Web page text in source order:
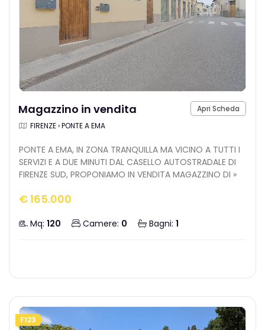
Apri Scheda
Magazzino in vendita
FIRENZE › PONTE A EMA
PONTE A EMA, IN ZONA TRANQUILLA MA VICINO A TUTTI I
SERVIZI E A DUE MINUTI DAL CASELLO AUTOSTRADALE DI
FIRENZE SUD, PROPONIAMO IN VENDITA MAGAZZINO DI »
€ 165.000
Mq: 120 Camere: 0 Bagni: 1
F123